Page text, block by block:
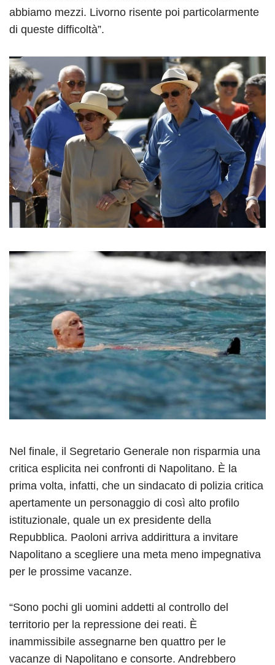
abbiamo mezzi. Livorno risente poi particolarmente
di queste difficoltà”.
Nel finale, il Segretario Generale non risparmia una
critica esplicita nei confronti di Napolitano. È la
prima volta, infatti, che un sindacato di polizia critica
apertamente un personaggio di così alto profilo
istituzionale, quale un ex presidente della
Repubblica. Paoloni arriva addirittura a invitare
Napolitano a scegliere una meta meno impegnativa
per le prossime vacanze.
“Sono pochi gli uomini addetti al controllo del
territorio per la repressione dei reati. È
inammissibile assegnarne ben quattro per le
vacanze di Napolitano e consorte. Andrebbero